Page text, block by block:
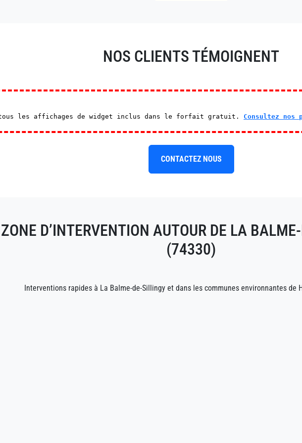
NOS CLIENTS TÉMOIGNENT
les affichages de widget inclus dans le forfait gratuit. Consultez nos
CONTACTEZ NOUS
ZONE D’INTERVENTION AUTOUR DE LA
(74330)
Interventions rapides à La Balme-de-Sillingy et dans les communes environnantes de